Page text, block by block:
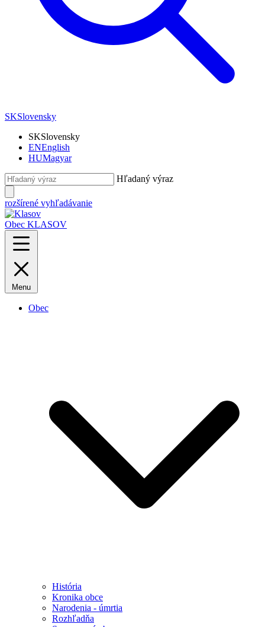
SKSlovensky
SKSlovensky
ENEnglish
HUMagyar
Hľadaný výraz
rozšírené vyhľadávanie
Obec KLASOV
Menu
Obec
História
Kronika obce
Narodenia - úmrtia
Rozhľadňa